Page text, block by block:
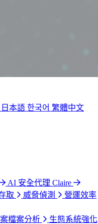
日本語 한국어 繁體中文
AI 安全代理 Claire
取 威脅偵測
營運效率
檔案分析
生態系統強化